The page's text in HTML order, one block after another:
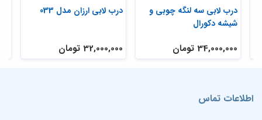
درب لابی ارزان مدل 033
32,000,000 تومان
درب لابی سه لنگه چوبی و
شیشه دکورال
34,000,000 تومان
اطلاعات تماس